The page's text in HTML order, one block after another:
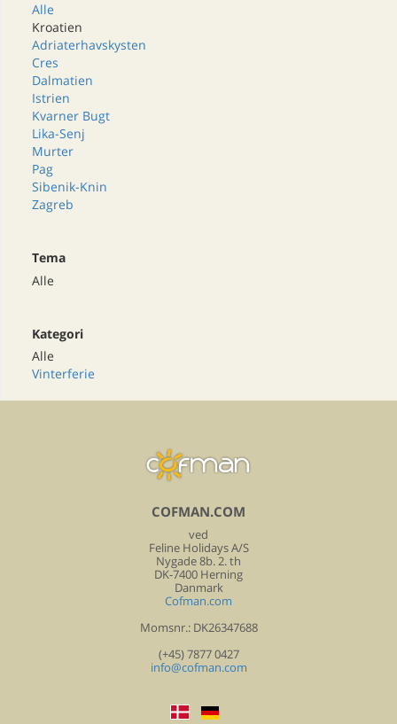
Alle
Kroatien
Adriaterhavskysten
Cres
Dalmatien
Istrien
Kvarner Bugt
Lika-Senj
Murter
Pag
Sibenik-Knin
Zagreb
Tema
Alle
Kategori
Alle
Vinterferie
COFMAN.COM
ved
Feline Holidays A/S
Nygade 8b. 2. th
DK-7400 Herning
Danmark
Cofman.com
Momsnr.: DK26347688
(+45) 7877 0427
info@cofman.com